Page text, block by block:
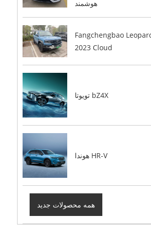
هوشمند
Fangchengbao
2023 Cloud
تویوتا bZ4X
هوندا HR-V
همه محصولات جدید